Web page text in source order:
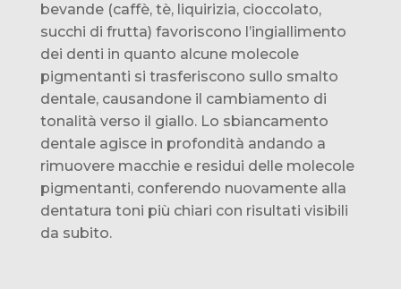
bevande (caffè, tè, liquirizia, cioccolato,
succhi di frutta) favoriscono l’ingiallimento
dei denti in quanto alcune molecole
pigmentanti si trasferiscono sullo smalto
dentale, causandone il cambiamento di
tonalità verso il giallo. Lo sbiancamento
dentale agisce in profondità andando a
rimuovere macchie e residui delle molecole
pigmentanti, conferendo nuovamente alla
dentatura toni più chiari con risultati visibili
da subito.